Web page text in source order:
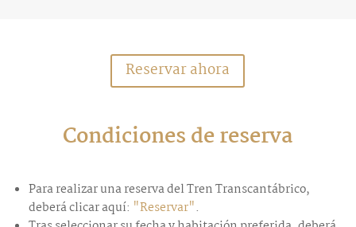
Reservar ahora
Condiciones de reserva
Para realizar una reserva del Tren Transcantábrico,
deberá clicar aquí: "Reservar".